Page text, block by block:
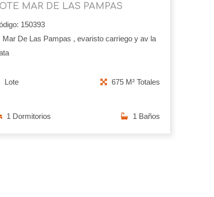
MAR DE LAS PAMPAS
150393
Mar De Las Pampas , evaristo carriego y av la
Lote 675 M² Totales
1 Dormitorios 1 Baños